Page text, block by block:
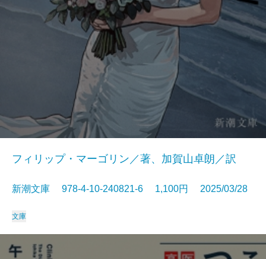
フィリップ・マーゴリン／著、加賀山卓朗／訳
新潮文庫 978-4-10-240821-6 1,100円 2025/03/28
文庫